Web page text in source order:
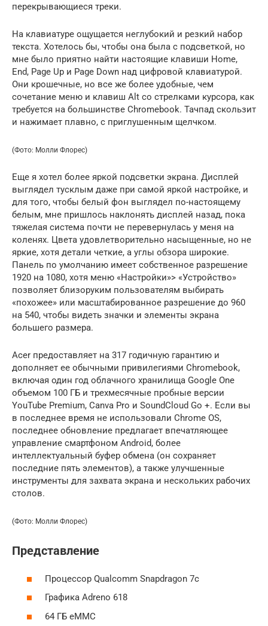
перекрывающиеся треки.
На клавиатуре ощущается неглубокий и резкий набор
текста. Хотелось бы, чтобы она была с подсветкой, но
мне было приятно найти настоящие клавиши Home,
End, Page Up и Page Down над цифровой клавиатурой.
Они крошечные, но все же более удобные, чем
сочетание меню и клавиш Alt со стрелками курсора, как
требуется на большинстве Chromebook. Тачпад скользит
и нажимает плавно, с приглушенным щелчком.
(Фото: Молли Флорес)
Еще я хотел более яркой подсветки экрана. Дисплей
выглядел тусклым даже при самой яркой настройке, и
для того, чтобы белый фон выглядел по-настоящему
белым, мне пришлось наклонять дисплей назад, пока
тяжелая система почти не перевернулась у меня на
коленях. Цвета удовлетворительно насыщенные, но не
яркие, хотя детали четкие, а углы обзора широкие.
Панель по умолчанию имеет собственное разрешение
1920 на 1080, хотя меню «Настройки»> «Устройство»
позволяет близоруким пользователям выбирать
«похожее» или масштабированное разрешение до 960
на 540, чтобы видеть значки и элементы экрана
большего размера.
Acer предоставляет на 317 годичную гарантию и
дополняет ее обычными привилегиями Chromebook,
включая один год облачного хранилища Google One
объемом 100 ГБ и трехмесячные пробные версии
YouTube Premium, Canva Pro и SoundCloud Go +. Если вы
в последнее время не использовали Chrome OS,
последнее обновление предлагает впечатляющее
управление смартфоном Android, более
интеллектуальный буфер обмена (он сохраняет
последние пять элементов), а также улучшенные
инструменты для захвата экрана и нескольких рабочих
столов.
(Фото: Молли Флорес)
Представление
Процессор Qualcomm Snapdragon 7c
Графика Adreno 618
64 ГБ eMMC